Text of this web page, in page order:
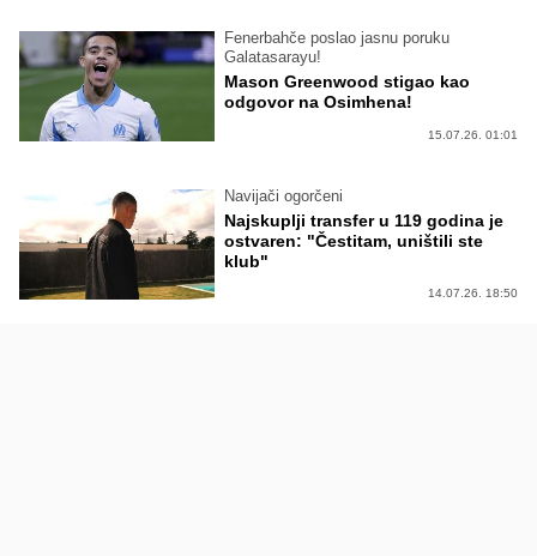
Fenerbahče poslao jasnu poruku
Galatasarayu!
Mason Greenwood stigao kao
odgovor na Osimhena!
15.07.26. 01:01
Navijači ogorčeni
Najskuplji transfer u 119 godina je
ostvaren: "Čestitam, uništili ste
klub"
14.07.26. 18:50